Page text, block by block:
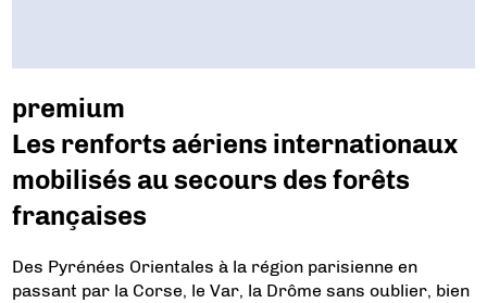
premium
Les renforts aériens internationaux
mobilisés au secours des forêts
françaises
Des Pyrénées Orientales à la région parisienne en
passant par la Corse, le Var, la Drôme sans oublier, bien